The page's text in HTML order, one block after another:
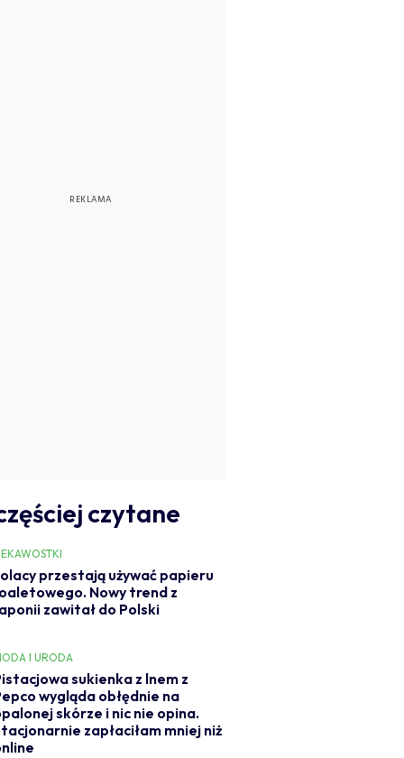
czytane
przestają używać papieru
Nowy trend z
zawitał do Polski
I URODA
sukienka z lnem z
wygląda obłędnie na
skórze i nic nie opina.
zapłaciłam mniej niż